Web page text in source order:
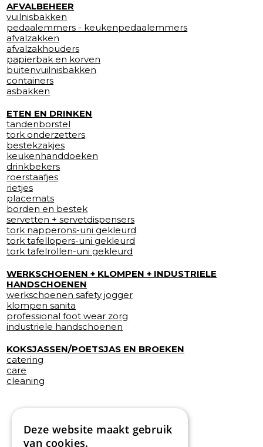
AFVALBEHEER
vuilnisbakken
pedaalemmers - keukenpedaalemmers
afvalzakken
afvalzakhouders
papierbak en korven
buitenvuilnisbakken
containers
asbakken
ETEN EN DRINKEN
tandenborstel
tork onderzetters
bestekzakjes
keukenhanddoeken
drinkbekers
roerstaafjes
rietjes
placemats
borden en bestek
servetten + servetdispensers
tork napperons-uni gekleurd
tork tafellopers-uni gekleurd
tork tafelrollen-uni gekleurd
WERKSCHOENEN + KLOMPEN + INDUSTRIELE
HANDSCHOENEN
werkschoenen safety jogger
klompen sanita
professional foot wear zorg
industriele handschoenen
KOKSJASSEN/POETSJAS EN BROEKEN
catering
care
cleaning
Deze website maakt gebruik
van cookies.